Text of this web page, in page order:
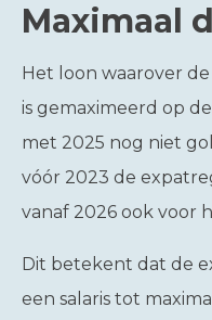
Maximaal
Het loon waarover
is gemaximeerd op
met 2025 nog niet
vóór 2023 de
vanaf 2026 ook voor
Dit betekent dat de
een salaris tot